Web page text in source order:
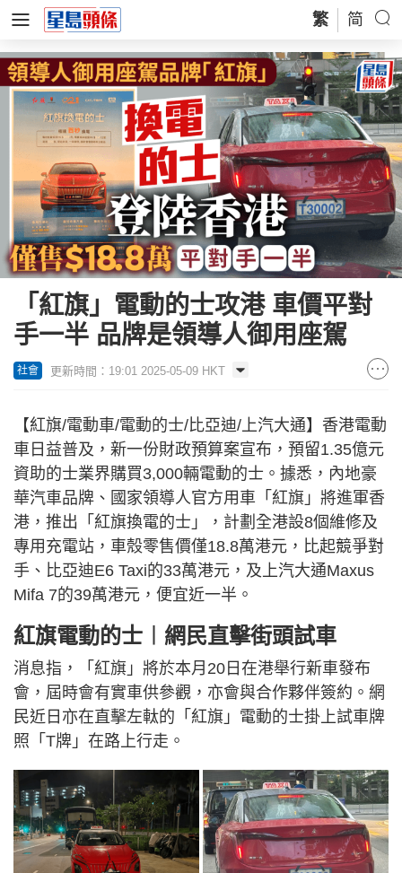
繁 简
「紅旗」電動的士攻港 車價平對
手一半 品牌是領導人御用座駕
社會 更新時間：19:01 2025-05-09 HKT
【紅旗/電動車/電動的士/比亞迪/上汽大通】香港電動
車日益普及，新一份財政預算案宣布，預留1.35億元
資助的士業界購買3,000輛電動的士。據悉，內地豪
華汽車品牌、國家領導人官方用車「紅旗」將進軍香
港，推出「紅旗換電的士」，計劃全港設8個維修及
專用充電站，車殼零售價僅18.8萬港元，比起競爭對
手、比亞迪E6 Taxi的33萬港元，及上汽大通Maxus
Mifa 7的39萬港元，便宜近一半。
紅旗電動的士︱網民直擊街頭試車
消息指，「紅旗」將於本月20日在港舉行新車發布
會，屆時會有實車供參觀，亦會與合作夥伴簽約。網
民近日亦在直擊左軚的「紅旗」電動的士掛上試車牌
照「T牌」在路上行走。